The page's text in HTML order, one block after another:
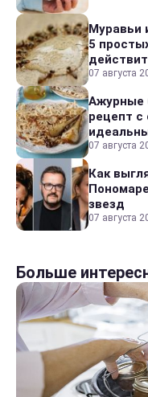
Муравьи
5
07 августа
Ажурные
рецепт с
07 августа
Как
звезд
07 августа
Больше